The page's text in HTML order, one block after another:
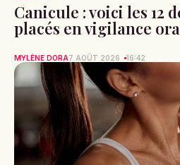
Canicule : voici les 12
placés en vigilance
MYLÈNE DORA7 AOÛT 2026 16:42